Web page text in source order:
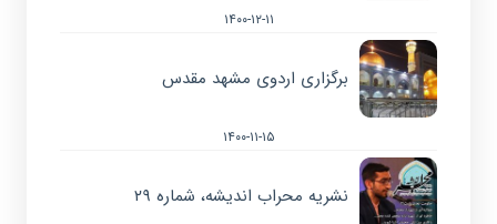
۱۴۰۰-۱۲-۱۱
برگزاری اردوی مشهد مقدس
۱۴۰۰-۱۱-۱۵
نشریه محراب اندیشه، شماره ۲۹